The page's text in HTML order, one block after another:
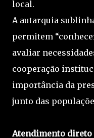
local.
A autarquia
permitem
avaliar
cooperação
importância da
junto das
Atendimento direto